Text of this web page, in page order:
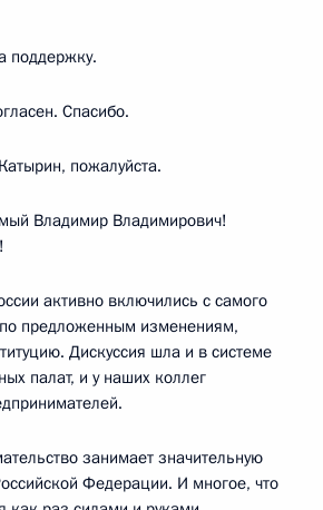
поддержку.
Спасибо.
пожалуйста.
Владимир Владимирович!
активно включились с самого
предложенным изменениям,
Дискуссия шла и в системе
палат, и у наших коллег
занимает значительную
Федерации. И многое, что